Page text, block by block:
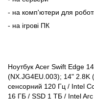
- на комп'ютери для
- на ігрові ПК
Ноутбук Acer Swift Edge
(NX.JG4EU.003); 14" 2.8K
сенсорний 120 Гц / Intel
16 ГБ / SSD 1 ТБ / Intel